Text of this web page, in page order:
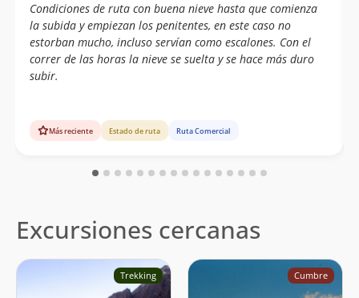
Condiciones de ruta con buena nieve hasta que comienza
la subida y empiezan los penitentes, en este caso no
estorban mucho, incluso servían como escalones. Con el
correr de las horas la nieve se suelta y se hace más duro
subir.
Más reciente Estado de ruta Ruta Comercial
Excursiones cercanas
Trekking Cumbre